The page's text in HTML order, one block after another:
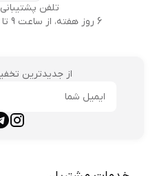
تلفن پشتیبانی 71057611 - 021
6 روز هفته، از ساعت 9 تا 17 پاسخگوی شما هستیم
از جدیدترین
ایمیل
link